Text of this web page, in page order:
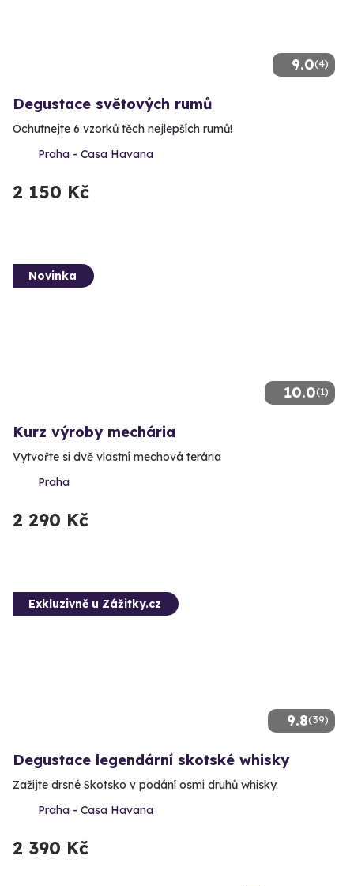
9.0(4)
Degustace světových rumů
Ochutnejte 6 vzorků těch nejlepších rumů!
Praha - Casa Havana
2 150 Kč
10.0(1)
Novinka
Kurz výroby mechária
Vytvořte si dvě vlastní mechová terária
Praha
2 290 Kč
9.8(39)
Exkluzivně u Zážitky.cz
Degustace legendární skotské whisky
Zažijte drsné Skotsko v podání osmi druhů whisky.
Praha - Casa Havana
2 390 Kč